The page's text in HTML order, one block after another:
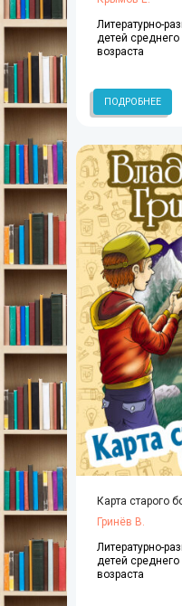
Литературно-
детей
возраста
ПОДРОБНЕЕ
Карта старого
Гринёв В.
Литературно-
детей
возраста